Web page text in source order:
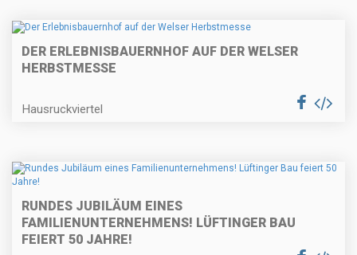
DER ERLEBNISBAUERNHOF AUF DER WELSER
HERBSTMESSE
Hausruckviertel
RUNDES JUBILÄUM EINES
FAMILIENUNTERNEHMENS! LÜFTINGER BAU
FEIERT 50 JAHRE!